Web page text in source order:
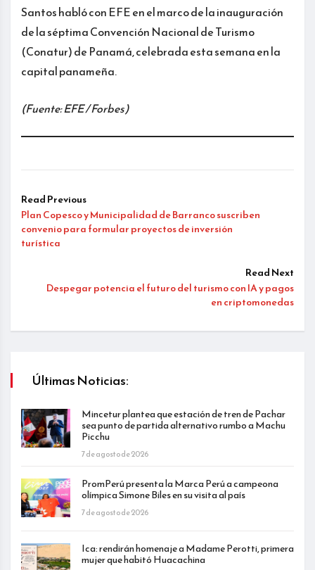
Santos habló con EFE en el marco de la inauguración
de la séptima Convención Nacional de Turismo
(Conatur) de Panamá, celebrada esta semana en la
capital panameña.
(Fuente: EFE / Forbes)
Read Previous
Plan Copesco y Municipalidad de Barranco suscriben
convenio para formular proyectos de inversión
turística
Read Next
Despegar potencia el futuro del turismo con IA y pagos
en criptomonedas
Últimas Noticias:
Mincetur plantea que estación de tren de Pachar
sea punto de partida alternativo rumbo a Machu
Picchu
7 de agosto de 2026
PromPerú presenta la Marca Perú a campeona
olímpica Simone Biles en su visita al país
7 de agosto de 2026
Ica: rendirán homenaje a Madame Perotti, primera
mujer que habitó Huacachina